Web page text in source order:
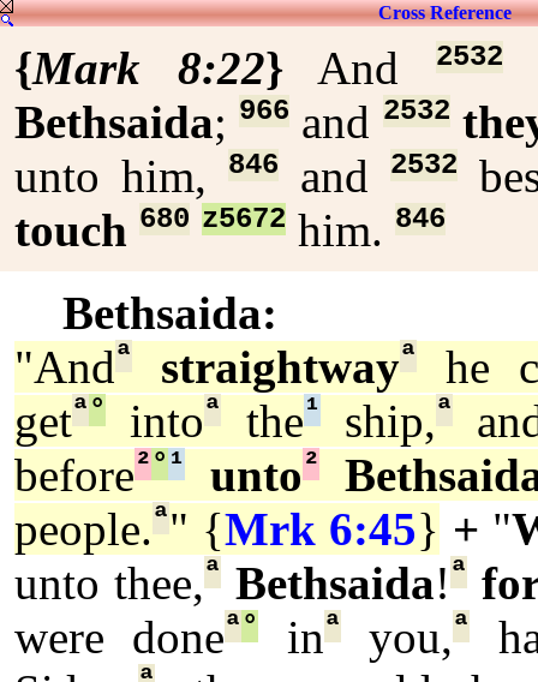
Cross Reference
{Mark 8:22}And 2532
Bethsaida; 966 and 2532
unto him,
846 and 2532
touch 680 z5672 him. 846
Bethsaida:
"Andª straightwayª
he
getª° intoª the¹ship,ª
before²° ¹ unto²
people.ª" {Mrk 6:45} + "
unto thee,ª Bethsaida!ª
were doneª° inªyou,ª